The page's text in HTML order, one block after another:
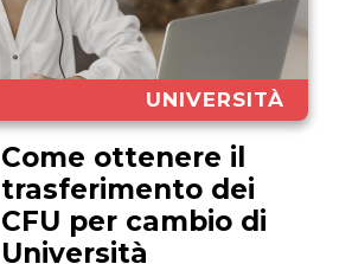
UNIVERSITÀ
Come ottenere il
trasferimento dei
CFU per cambio di
Università